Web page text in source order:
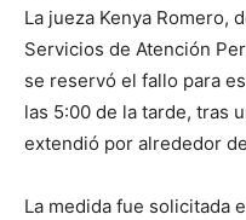
La jueza Kenya Romero,
Servicios de Atención
se reservó el fallo para
las 5:00 de la tarde, tras
extendió por alrededor
La medida fue solicitada